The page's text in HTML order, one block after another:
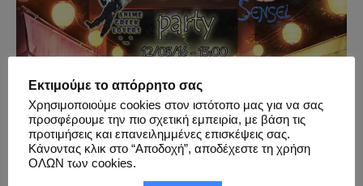
Εκτιμούμε το απόρρητο σας
Χρησιμοποιούμε cookies στον ιστότοπο μας για να σας
προσφέρουμε την πιο σχετική εμπειρία, με βάση τις
προτιμήσεις και επανειλημμένες επισκέψεις σας.
Κάνοντας κλικ στο “Αποδοχή”, αποδέχεστε τη χρήση
ΟΛΩΝ των cookies.